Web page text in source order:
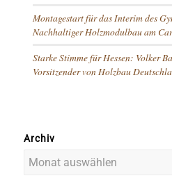
Montagestart für das Interim des
Nachhaltiger Holzmodulbau am
Starke Stimme für Hessen: Volker
Vorsitzender von Holzbau
Archiv